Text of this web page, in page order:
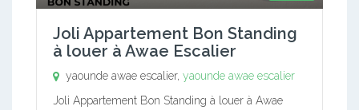
Joli Appartement Bon Standing
à louer à Awae Escalier
yaounde awae escalier, yaounde awae escalier
Joli Appartement Bon Standing à louer à Awae